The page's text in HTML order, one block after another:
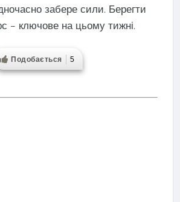
забере сили. Берегти
– ключове на цьому тижні.
Подобається 5